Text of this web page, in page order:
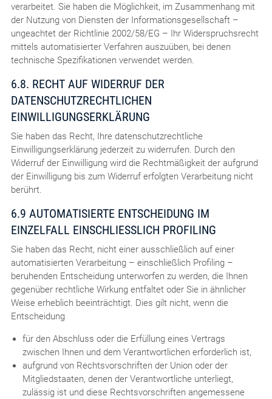
verarbeitet. Sie haben die Möglichkeit, im Zusammenhang mit
der Nutzung von Diensten der Informationsgesellschaft –
ungeachtet der Richtlinie 2002/58/EG – Ihr Widerspruchsrecht
mittels automatisierter Verfahren auszuüben, bei denen
technische Spezifikationen verwendet werden.
6.8. RECHT AUF WIDERRUF DER
DATENSCHUTZRECHTLICHEN
EINWILLIGUNGSERKLÄRUNG
Sie haben das Recht, Ihre datenschutzrechtliche
Einwilligungserklärung jederzeit zu widerrufen. Durch den
Widerruf der Einwilligung wird die Rechtmäßigkeit der aufgrund
der Einwilligung bis zum Widerruf erfolgten Verarbeitung nicht
berührt.
6.9 AUTOMATISIERTE ENTSCHEIDUNG IM
EINZELFALL EINSCHLIESSLICH PROFILING
Sie haben das Recht, nicht einer ausschließlich auf einer
automatisierten Verarbeitung – einschließlich Profiling –
beruhenden Entscheidung unterworfen zu werden, die Ihnen
gegenüber rechtliche Wirkung entfaltet oder Sie in ähnlicher
Weise erheblich beeinträchtigt. Dies gilt nicht, wenn die
Entscheidung
für den Abschluss oder die Erfüllung eines Vertrags
zwischen Ihnen und dem Verantwortlichen erforderlich ist,
aufgrund von Rechtsvorschriften der Union oder der
Mitgliedstaaten, denen der Verantwortliche unterliegt,
zulässig ist und diese Rechtsvorschriften angemessene